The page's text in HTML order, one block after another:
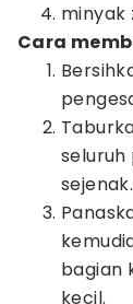
minyak
Cara
seluruh
sejenak.
bagian
kecil.